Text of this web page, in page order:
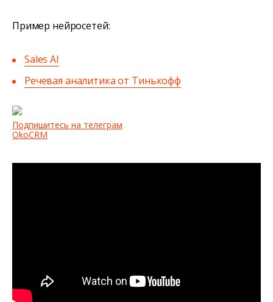
Пример нейросетей:
Sales AI
Речевая аналитика от Тинькофф
Подпишитесь на телеграм
OkoCRM